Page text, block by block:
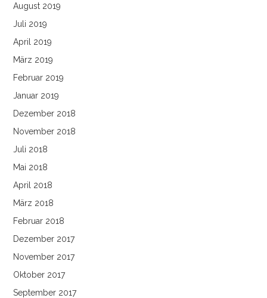
August 2019
Juli 2019
April 2019
März 2019
Februar 2019
Januar 2019
Dezember 2018
November 2018
Juli 2018
Mai 2018
April 2018
März 2018
Februar 2018
Dezember 2017
November 2017
Oktober 2017
September 2017